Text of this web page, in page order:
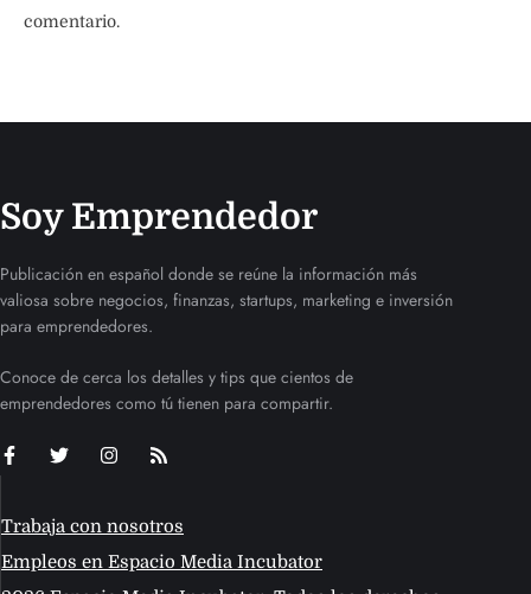
comentario.
Soy Emprendedor
Publicación en español donde se reúne la información más
valiosa sobre negocios, finanzas, startups, marketing e inversión
para emprendedores.
Conoce de cerca los detalles y tips que cientos de
emprendedores como tú tienen para compartir.
Trabaja con nosotros
Empleos en Espacio Media Incubator